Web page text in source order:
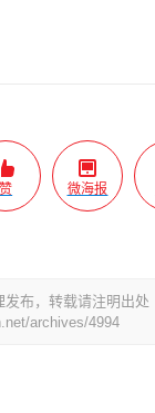
赞 微海报
布，转载请注明出处
archives/4994